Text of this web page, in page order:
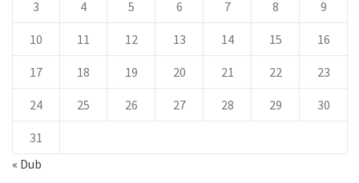
3 4 5 6 7 8 9
10 11 12 13 14 15 16
17 18 19 20 21 22 23
24 25 26 27 28 29 30
31
« Dub